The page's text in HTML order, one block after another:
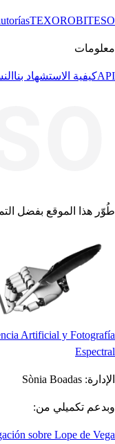
TEXOROBITESO
معلومات
APIكيفية الاستشهاد بنا
طُوّر هذا الموقع بفضل
Artificial y Fotografía
Espectral
الإدارة: Sònia Boadas
وبدعم تكميلي من:
sobre Lope de Vega